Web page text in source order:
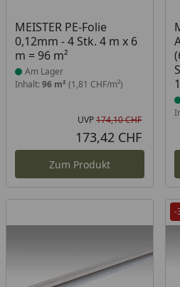
MEISTER PE-Folie
0,12mm - 4 Stk. 4 m x 6
m = 96 m²
Produkt am Lager
Am Lager
Inhalt: 96 m² (1,81 CHF/m²)
UVP174,10 CHF
173,42 CHF
Zum Produkt
-